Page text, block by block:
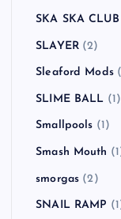
SKA SKA CLUB
SLAYER(2)
Sleaford Mods
SLIME BALL (1)
Smallpools (1)
Smash Mouth
smorgas (2)
SNAIL RAMP